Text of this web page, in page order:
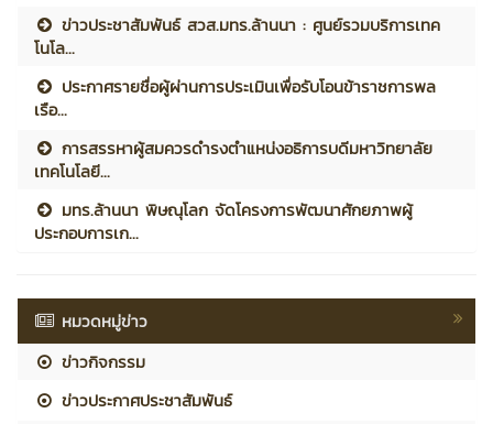
ข่าวประชาสัมพันธ์ สวส.มทร.ล้านนา : ศูนย์รวมบริการเทค
โนโล...
ประกาศรายชื่อผู้ผ่านการประเมินเพื่อรับโอนข้าราชการพล
เรือ...
การสรรหาผู้สมควรดำรงตำแหน่งอธิการบดีมหาวิทยาลัย
เทคโนโลยี...
มทร.ล้านนา พิษณุโลก จัดโครงการพัฒนาศักยภาพผู้
ประกอบการเก...
หมวดหมู่ข่าว
ข่าวกิจกรรม
ข่าวประกาศประชาสัมพันธ์